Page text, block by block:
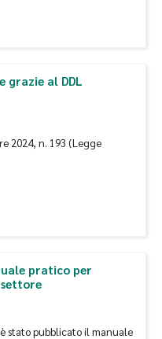
al DDL
2024, n. 193 (Legge
pratico per
stato pubblicato il manuale